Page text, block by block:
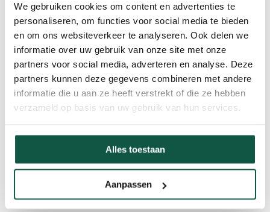
We gebruiken cookies om content en advertenties te
personaliseren, om functies voor social media te bieden
en om ons websiteverkeer te analyseren. Ook delen we
informatie over uw gebruik van onze site met onze
partners voor social media, adverteren en analyse. Deze
partners kunnen deze gegevens combineren met andere
informatie die u aan ze heeft verstrekt of die ze hebben
verzameld op basis van uw gebruik van hun services.
Alles toestaan
Aanpassen
采用 '全进全出 '模式
或搬迁饲养房的可能
性
测量细菌量的分析技
术
制定协议
每头犊牛必须有自己的饲喂
碗或乳头桶。有鉴于此，所